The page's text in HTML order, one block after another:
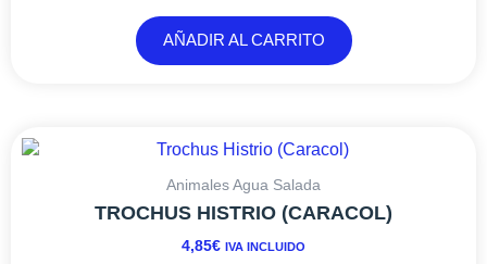
AÑADIR AL CARRITO
Animales Agua Salada
TROCHUS HISTRIO (CARACOL)
4,85€ IVA INCLUIDO